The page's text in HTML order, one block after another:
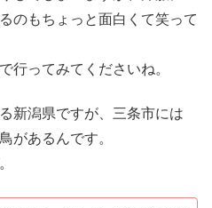
のもちょっと面白くて笑って
行ってみてくださいね。
新潟県ですが、三条市には
があるんです。